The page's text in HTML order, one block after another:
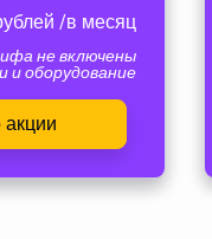
/в месяц
не включены
и оборудование
акции